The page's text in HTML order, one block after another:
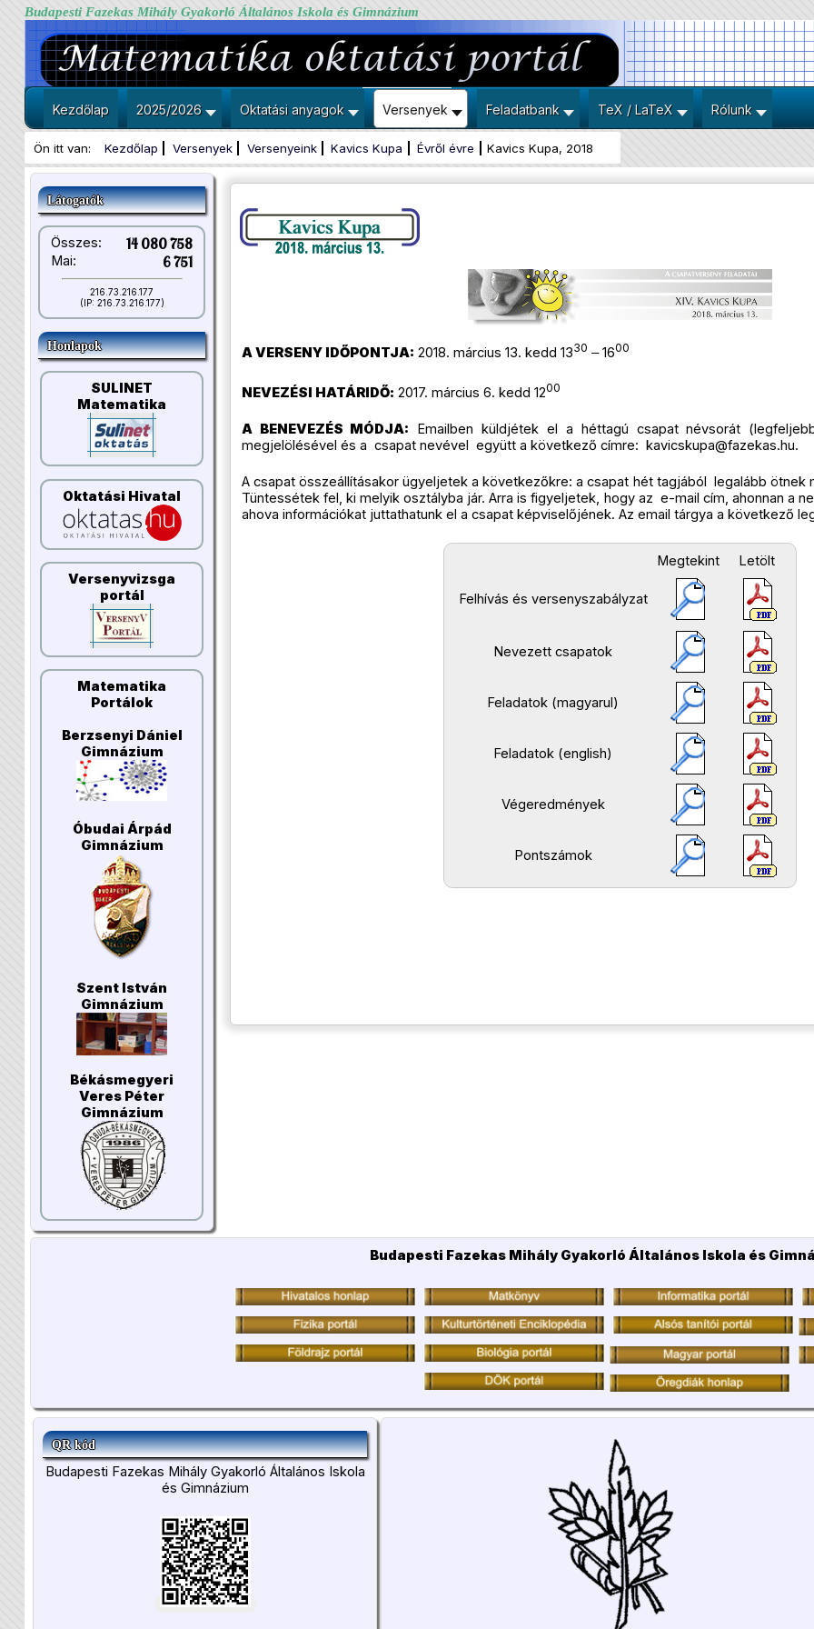
Budapesti Fazekas Mihály Gyakorló Általános Iskola és Gimnázium
Kezdőlap 2025/2026 Oktatási anyagok Versenyek Feladatbank TeX / LaTeX Rólunk
Ön itt van: Kezdőlap Versenyek Versenyeink Kavics Kupa Évről évre Kavics Kupa, 2018
Látogatók
Összes: 14 080 758
Mai: 6 751
216.73.216.177
(IP: 216.73.216.177)
Honlapok
SULINET
Matematika
Oktatási Hivatal
Versenyvizsga
portál
Matematika
Portálok
Berzsenyi Dániel
Gimnázium
Óbudai Árpád
Gimnázium
Szent István
Gimnázium
Békásmegyeri
Veres Péter
Gimnázium
A VERSENY IDŐPONTJA: 2018. március 13. kedd 1330 ‒ 1600
NEVEZÉSI HATÁRIDŐ: ​2017. március 6. kedd 1200
A BENEVEZÉS MÓDJA: Emailben küldjétek el a héttagú csapat névsorát
megjelölésével és a ​ csapat nevével ​ együtt a következő címre: ​ kavicskupa@fazekas.hu.
A csapat összeállításakor ügyeljetek a következőkre: a csapat hét tagjából ​ legalább ötnek
Tüntessétek fel, ki melyik osztályba jár. Arra is figyeljetek, hogy az ​ e-mail cím, ahonnan a
ahova információkat juttathatunk el a csapat képviselőjének. Az email tárgya a következő
Megtekint Letölt
Felhívás és versenyszabályzat
Nevezett csapatok
Feladatok (magyarul)
Feladatok (english)
Végeredmények
Pontszámok
Budapesti Fazekas Mihály Gyakorló Általános Iskola és
QR kód
Budapesti Fazekas Mihály Gyakorló Általános Iskola
és Gimnázium